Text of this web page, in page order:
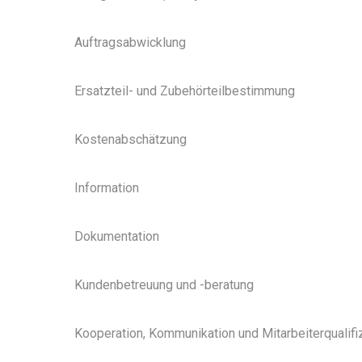
Auftragsabwicklung
Ersatzteil- und Zubehörteilbestimmung
Kostenabschätzung
Information
Dokumentation
Kundenbetreuung und -beratung
Kooperation, Kommunikation und